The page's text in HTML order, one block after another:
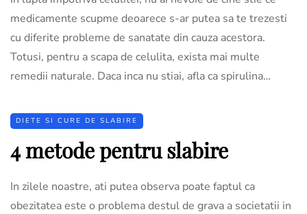
medicamente scupme deoarece s-ar putea sa te trezesti
cu diferite probleme de sanatate din cauza acestora.
Totusi, pentru a scapa de celulita, exista mai multe
remedii naturale. Daca inca nu stiai, afla ca spirulina…
DIETE SI CURE DE SLABIRE
4 metode pentru slabire
In zilele noastre, ati putea observa poate faptul ca
obezitatea este o problema destul de grava a societatii in